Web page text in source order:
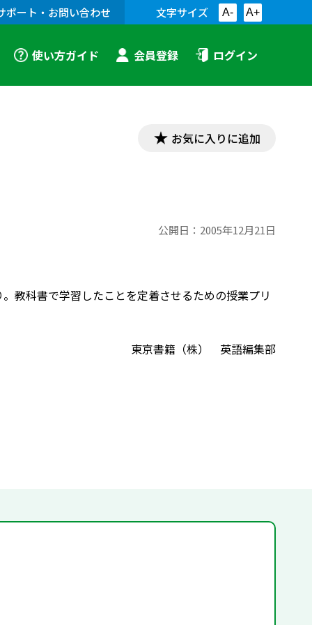
ポート・お問い合わせ 文字サイズ A- A+
使い方ガイド 会員登録 ログイン
お気に入りに追加
公開日： 2005年12月21日
教科書で学習したことを定着させるための授業プリ
東京書籍（株） 英語編集部